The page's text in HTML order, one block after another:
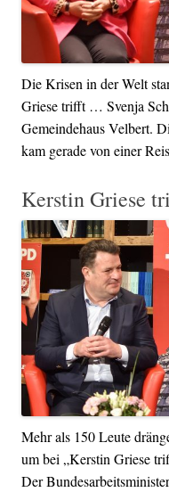
Die Krisen in der Welt
Griese trifft … Svenja
Gemeindehaus Velbert.
kam gerade von einer
Kerstin Griese
Mehr als 150 Leute
um bei „Kerstin Griese
Der